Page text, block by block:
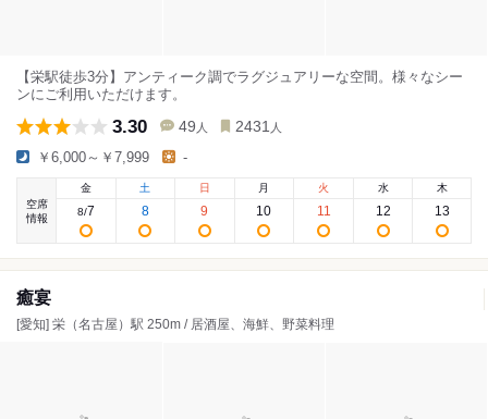
【栄駅徒歩3分】アンティーク調でラグジュアリーな空間。様々なシー
ンにご利用いただけます。
3.30 49 人 2431 人
￥6,000～￥7,999 -
空席
情報
金
8/7
土
8
日
9
月
10
火
11
水
12
木
13
癒宴
[愛知] 栄（名古屋）駅 250m / 居酒屋、海鮮、野菜料理